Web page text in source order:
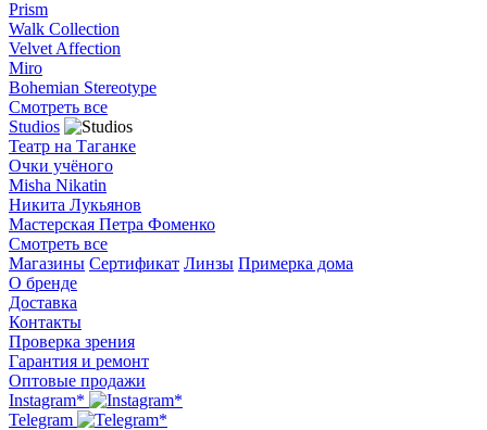
Prism
Walk Collection
Velvet Affection
Miro
Bohemian Stereotype
Смотреть все
Studios
Театр на Таганке
Очки учёного
Misha Nikatin
Никита Лукьянов
Мастерская Петра Фоменко
Смотреть все
Магазины Сертификат Линзы Примерка дома
О бренде
Доставка
Контакты
Проверка зрения
Гарантия и ремонт
Оптовые продажи
Instagram*
Telegram